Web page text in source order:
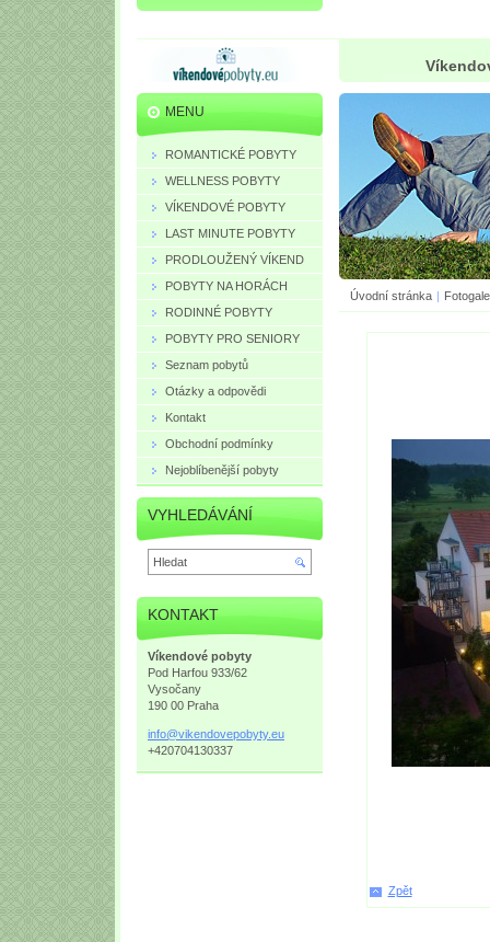
Úvodní stránka |
Zpět
MENU
ROMANTICKÉ POBYTY
WELLNESS POBYTY
VÍKENDOVÉ POBYTY
LAST MINUTE POBYTY
PRODLOUŽENÝ VÍKEND
POBYTY NA HORÁCH
RODINNÉ POBYTY
POBYTY PRO SENIORY
Seznam pobytů
Otázky a odpovědi
Kontakt
Obchodní podmínky
Nejoblíbenější pobyty
VYHLEDÁVÁNÍ
KONTAKT
Víkendové pobyty
Pod Harfou 933/62
Vysočany
190 00 Praha
info@vikendovepobyty.eu
+420704130337